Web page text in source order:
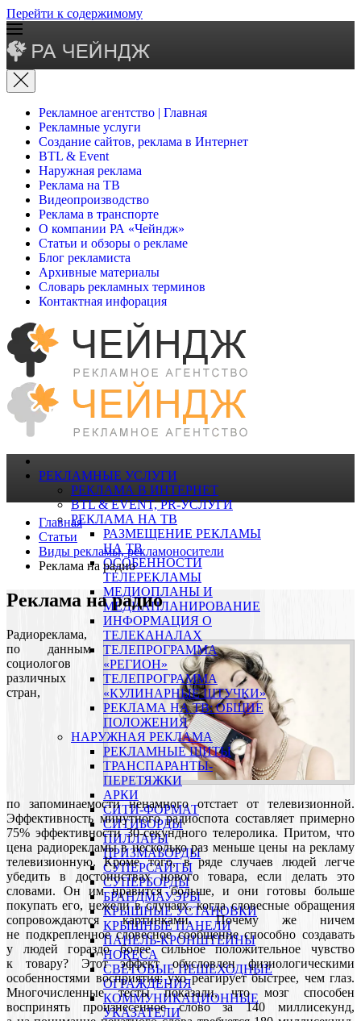
Перейти к содержимому
Рекламное агентство | Главная
Рекламные услуги
Создание сайтов, реклама в Интернет
BTL & Event
Наружная реклама
Реклама на ТВ
Видеопроизводство
Реклама в транспорте
О компании РА «Чейндж»
Статьи и обзоры о рекламе
Блог рекламиста
Архивные материалы
Словарь рекламных терминов
Контактная инфорация
РЕКЛАМНЫЕ УСЛУГИ
РЕКЛАМА В ИНТЕРНЕТ
BTL & EVENT, PR-УСЛУГИ
РЕКЛАМА НА ТВ
РАЗМЕЩЕНИЕ РЕКЛАМЫ
НА ТВ
ОСОБЕННОСТИ
ТЕЛЕРЕКЛАМЫ
МЕДИОПЛАНЫ И
МЕДИАПЛАНИРОВАНИЕ
ИНФОРМАЦИЯ О
ТЕЛЕКАНАЛАХ
ТЕЛЕПРОГРАММА
«РЕГИОН»
ТЕЛЕПРОГРАММА
«КУЛИНАРНЫЕ ШТУЧКИ»
РЕКЛАМА НА ТВ: ОБЩИЕ
ПОЛОЖЕНИЯ
НАРУЖНАЯ РЕКЛАМА
РЕКЛАМНЫЕ ЩИТЫ
ТРАНСПАРАНТЫ-
ПЕРЕТЯЖКИ
АРКИ
СИТИ-ФОРМАТ
СИТИБОРДЫ
ПИЛЛАРЫ
ПРИЗМАБОРДЫ
СУПЕРСАЙТЫ
СУПЕРБОРДЫ
БРАНДМАУЭРЫ
КРЫШНЫЕ УСТАНОВКИ
КРЫШНЫЕ ПАНЕЛИ
ПАНЕЛЬ-КРОНШТЕЙНЫ
HORECA
СВЕТОВЫЕ ПЕШЕХОДНЫЕ
ОГРАЖДЕНИЯ
КОММУНИКАЦИОННЫЕ
УКАЗАТЕЛИ
Главная
Статьи
Виды рекламы, рекламоносители
Реклама на радио
Реклама на радио
Радиореклама,
по данным
социологов
различных
стран,
по запоминаемости ненамного отстает от телевизионной.
Эффективность минутного радиоспота составляет примерно
75% эффективности 30-секундного телеролика. Притом, что
цена радиорекламы в несколько раз меньше цены на рекламу
телевизионную. Кроме того, в ряде случаев людей легче
убедить в достоинствах нового товара, если делать это
словами. Он им нравится больше, и они готовы больше
покупать его, нежели в случаях, когда словесные обращения
сопровождаются картинками. Почему же ничем
не подкрепленное словесное сообщение способно создавать
у людей гораздо более сильное положительное чувство
к товару? Этот эффект обусловлен физиологическими
особенностями восприятия: ухо реагирует быстрее, чем глаз.
Многочисленные тесты показали, что мозг способен
воспринять произнесенное слово за 140 миллисекунд,